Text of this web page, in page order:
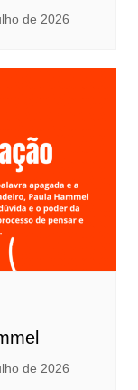
de 2026
de 2026